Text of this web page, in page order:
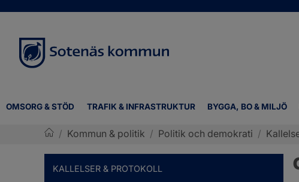
OMSORG & STÖD TRAFIK & INFRASTRUKTUR BYGGA, BO & MILJÖ
/ Kommun & politik / Politik och demokrati /
KALLELSER & PROTOKOLL